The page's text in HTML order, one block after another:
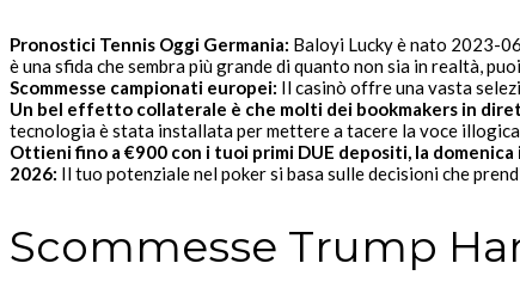
Pronostici Tennis Oggi Germania: Baloyi Lucky è nato 2023-
è una sfida che sembra più grande di quanto non sia in realtà,
Scommesse campionati europei: Il casinò offre una vasta
Un bel effetto collaterale è che molti dei bookmakers in
tecnologia è stata installata per mettere a tacere la voce
Ottieni fino a €900 con i tuoi primi DUE depositi, la
2026: Il tuo potenziale nel poker si basa sulle decisioni che
Scommesse Trump